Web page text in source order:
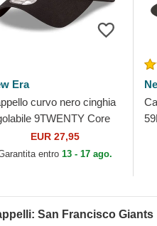
Era
curvo nero cinghia
9TWENTY Core
dei San Francisco
MLB di New Era
EUR 27,95
entro 13 - 17 ago.
San Francisco Giants